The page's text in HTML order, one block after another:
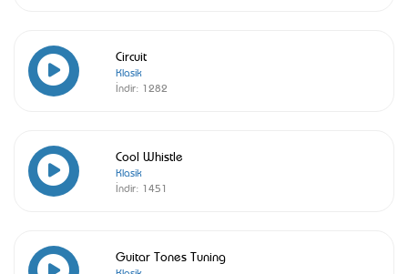
Circuit
Klasik
İndir: 1282
Cool Whistle
Klasik
İndir: 1451
Guitar Tones Tuning